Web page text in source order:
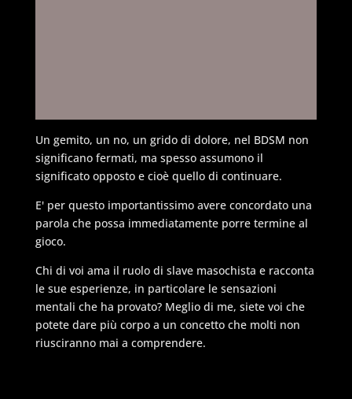
Un gemito, un no, un grido di dolore, nel BDSM non
significano fermati, ma spesso assumono il
significato opposto e cioè quello di continuare.
E' per questo importantissimo avere concordato una
parola che possa immediatamente porre termine al
gioco.
Chi di voi ama il ruolo di slave masochista e racconta
le sue esperienze, in particolare le sensazioni
mentali che ha provato? Meglio di me, siete voi che
potete dare più corpo a un concetto che molti non
riusciranno mai a comprendere.